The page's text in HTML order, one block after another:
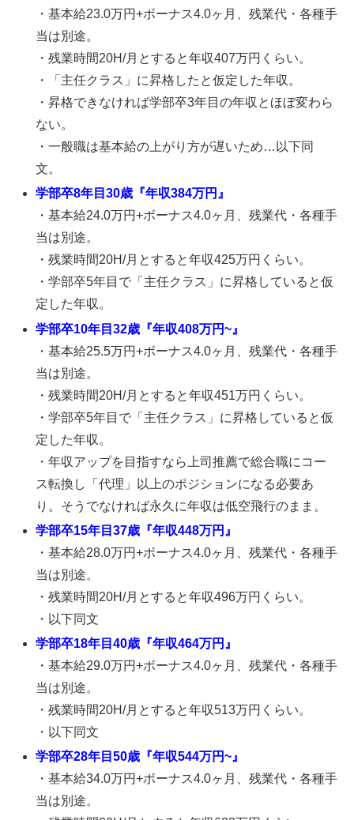
・基本給23.0万円+ボーナス4.0ヶ月、残業代・各種手
当は別途。
・残業時間20H/月とすると年収407万円くらい。
・「主任クラス」に昇格したと仮定した年収。
・昇格できなければ学部卒3年目の年収とほぼ変わら
ない。
・一般職は基本給の上がり方が遅いため…以下同
文。
学部卒8年目30歳『年収384万円』
・基本給24.0万円+ボーナス4.0ヶ月、残業代・各種手
当は別途。
・残業時間20H/月とすると年収425万円くらい。
・学部卒5年目で「主任クラス」に昇格していると仮
定した年収。
学部卒10年目32歳『年収408万円~』
・基本給25.5万円+ボーナス4.0ヶ月、残業代・各種手
当は別途。
・残業時間20H/月とすると年収451万円くらい。
・学部卒5年目で「主任クラス」に昇格していると仮
定した年収。
・年収アップを目指すなら上司推薦で総合職にコー
ス転換し「代理」以上のポジションになる必要あ
り。そうでなければ永久に年収は低空飛行のまま。
学部卒15年目37歳『年収448万円』
・基本給28.0万円+ボーナス4.0ヶ月、残業代・各種手
当は別途。
・残業時間20H/月とすると年収496万円くらい。
・以下同文
学部卒18年目40歳『年収464万円』
・基本給29.0万円+ボーナス4.0ヶ月、残業代・各種手
当は別途。
・残業時間20H/月とすると年収513万円くらい。
・以下同文
学部卒28年目50歳『年収544万円~』
・基本給34.0万円+ボーナス4.0ヶ月、残業代・各種手
当は別途。